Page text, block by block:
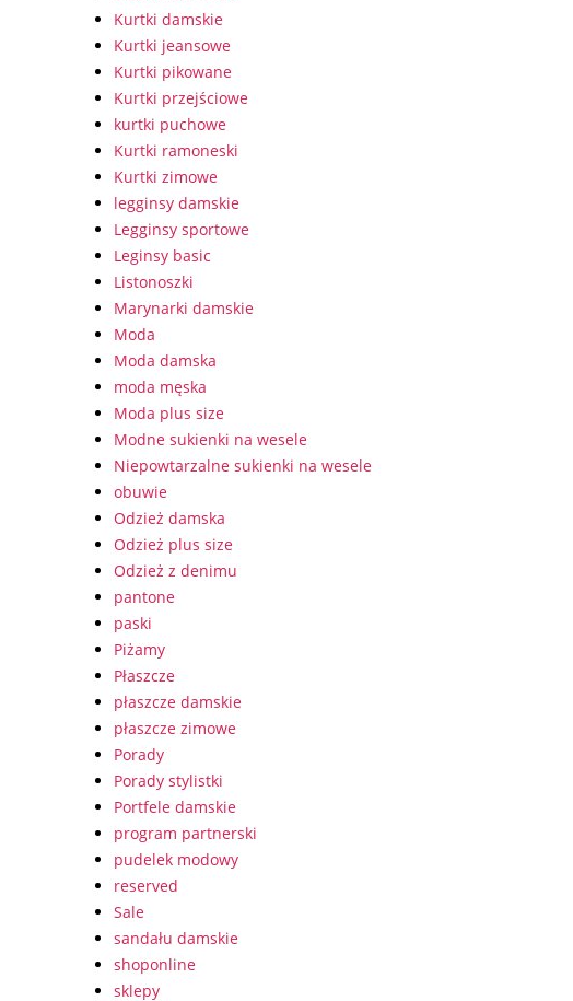
Kurtki damskie
Kurtki jeansowe
Kurtki pikowane
Kurtki przejściowe
kurtki puchowe
Kurtki ramoneski
Kurtki zimowe
legginsy damskie
Legginsy sportowe
Leginsy basic
Listonoszki
Marynarki damskie
Moda
Moda damska
moda męska
Moda plus size
Modne sukienki na wesele
Niepowtarzalne sukienki na wesele
obuwie
Odzież damska
Odzież plus size
Odzież z denimu
pantone
paski
Piżamy
Płaszcze
płaszcze damskie
płaszcze zimowe
Porady
Porady stylistki
Portfele damskie
program partnerski
pudelek modowy
reserved
Sale
sandału damskie
shoponline
sklepy